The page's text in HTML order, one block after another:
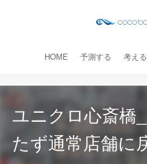
HOME 予測する 考える
ユニクロ心斎橋
たず通常店舗に